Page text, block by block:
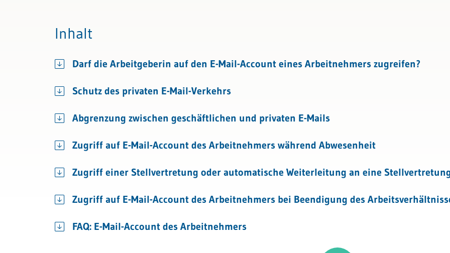
Bau & Immobilien
Transport und Verkehr
Allgemeines Privatrecht
Datenschutz und IT-Recht
Inhalt
Darf die Arbeitgeberin auf den E-Mail-Account eines Arbeitnehmers zugreifen?
Schutz des privaten E-Mail-Verkehrs
Abgrenzung zwischen geschäftlichen und privaten E-Mails
Zugriff auf E-Mail-Account des Arbeitnehmers während Abwesenheit
Zugriff einer Stellvertretung oder automatische Weiterleitung an eine
Zugriff auf E-Mail-Account des Arbeitnehmers bei Beendigung des
FAQ: E-Mail-Account des Arbeitnehmers